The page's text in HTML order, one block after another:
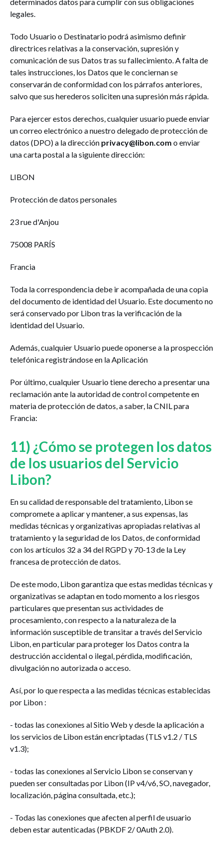
legales.
Todo Usuario o Destinatario podrá asimismo definir
directrices relativas a la conservación, supresión y
comunicación de sus Datos tras su fallecimiento. A falta de
tales instrucciones, los Datos que le conciernan se
conservarán de conformidad con los párrafos anteriores,
salvo que sus herederos soliciten una supresión más rápida.
Para ejercer estos derechos, cualquier usuario puede enviar
un correo electrónico a nuestro delegado de protección de
datos (DPO) a la dirección privacy@libon.com o enviar
una carta postal a la siguiente dirección:
LIBON
Protección de datos personales
23 rue d'Anjou
75008 PARÍS
Francia
Toda la correspondencia debe ir acompañada de una copia
del documento de identidad del Usuario. Este documento no
será conservado por Libon tras la verificación de la
identidad del Usuario.
Además, cualquier Usuario puede oponerse a la prospección
telefónica registrándose en la Aplicación
Por último, cualquier Usuario tiene derecho a presentar una
reclamación ante la autoridad de control competente en
materia de protección de datos, a saber, la CNIL para
Francia:
11) ¿Cómo se protegen los datos
de los usuarios del Servicio
Libon?
En su calidad de responsable del tratamiento, Libon se
compromete a aplicar y mantener, a sus expensas, las
medidas técnicas y organizativas apropiadas relativas al
tratamiento y la seguridad de los Datos, de conformidad
con los artículos 32 a 34 del RGPD y 70-13 de la Ley
francesa de protección de datos.
De este modo, Libon garantiza que estas medidas técnicas y
organizativas se adaptan en todo momento a los riesgos
particulares que presentan sus actividades de
procesamiento, con respecto a la naturaleza de la
información susceptible de transitar a través del Servicio
Libon, en particular para proteger los Datos contra la
destrucción accidental o ilegal, pérdida, modificación,
divulgación no autorizada o acceso.
Así, por lo que respecta a las medidas técnicas establecidas
por Libon :
- todas las conexiones al Sitio Web y desde la aplicación a
los servicios de Libon están encriptadas (TLS v1.2 / TLS
v1.3);
- todas las conexiones al Servicio Libon se conservan y
pueden ser consultadas por Libon (IP v4/v6, SO, navegador,
localización, página consultada, etc.);
- Todas las conexiones que afecten al perfil de usuario
deben estar autenticadas (PBKDF 2/ 0Auth 2.0).